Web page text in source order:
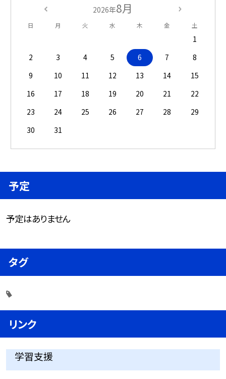
2026年8月
日 月 火 水 木 金 土
1
2
3 4 5 6 7
8
9
10 11 12 13 14
15
16
17 18 19 20 21
22
23
24 25 26 27 28
29
30
31
予定
予定はありません
タグ
リンク
学習支援